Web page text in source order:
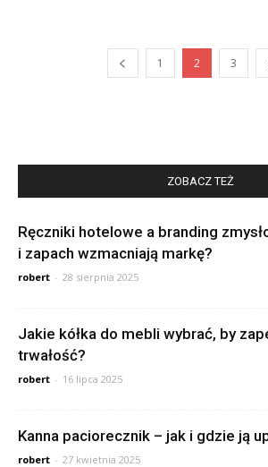
1 2 3
ZOBACZ TEŻ
Ręczniki hotelowe a branding
i zapach wzmacniają markę?
robert - 28 sierpnia 2025
Jakie kółka do mebli wybrać, by
trwałość?
robert - 16 lipca 2025
Kanna paciorecznik – jak i gdzie ją
robert - 27 kwietnia 2025